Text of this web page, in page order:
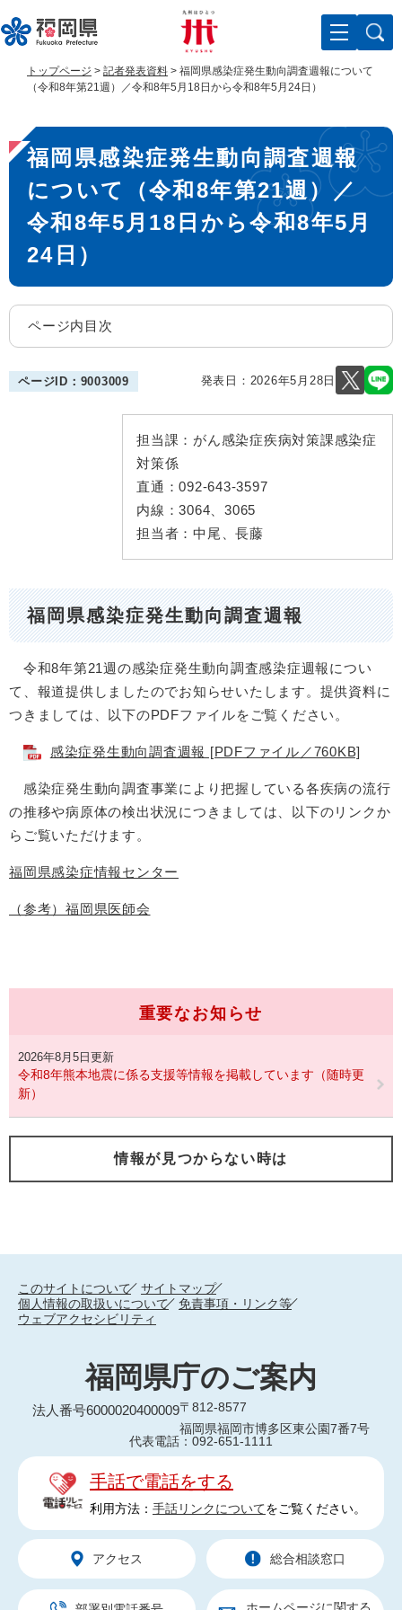
ー
ジ
す
。
ニ
ュ
し
て
トップページ > 記者発表資料 > 福岡県感染症発生動向調査週報について
（令和8年第21週）／令和8年5月18日から令和8年5月24日）
本
文
福岡県感染症発生動向調査週報
について（令和8年第21週）／
令和8年5月18日から令和8年5月
24日）
ページ内目次
ページID：9003009 発表日： 2026年5月28日
担当課： がん感染症疾病対策課感染症
対策係
直通：092-643-3597
内線：3064、3065
担当者： 中尾、長藤
福岡県感染症発生動向調査週報
令和8年第21週の感染症発生動向調査感染症週報につい
て、報道提供しましたのでお知らせいたします。提供資料に
つきましては、以下のPDFファイルをご覧ください。
感染症発生動向調査週報 [PDFファイル／760KB]
感染症発生動向調査事業により把握している各疾病の流行
の推移や病原体の検出状況につきましては、以下のリンクか
らご覧いただけます。
福岡県感染症情報センター
（参考）福岡県医師会
重要なお知らせ
2026年8月5日更新
令和8年熊本地震に係る支援等情報を掲載しています（随時更
新）
情報が見つからない時は
このサイトについて
サイトマップ
個人情報の取扱いについて
免責事項・リンク等
ウェブアクセシビリティ
福岡県庁のご案内
法人番号6000020400009〒812-8577
福岡県福岡市博多区東公園7番7号
代表電話：092-651-1111
手話で電話をする
利用方法： 手話リンクについてをご覧ください。
アクセス 総合相談窓口